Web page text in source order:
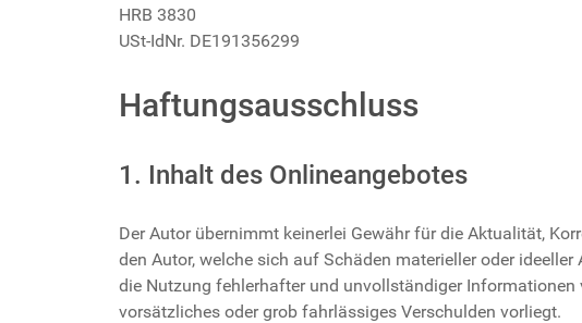
HRB 3830
USt-IdNr. DE191356299
Haftungsausschluss
1. Inhalt des Onlineangebotes
Der Autor übernimmt keinerlei Gewähr für die Aktualität,
den Autor, welche sich auf Schäden materieller oder
die Nutzung fehlerhafter und unvollständiger
vorsätzliches oder grob fahrlässiges Verschulden vorliegt.